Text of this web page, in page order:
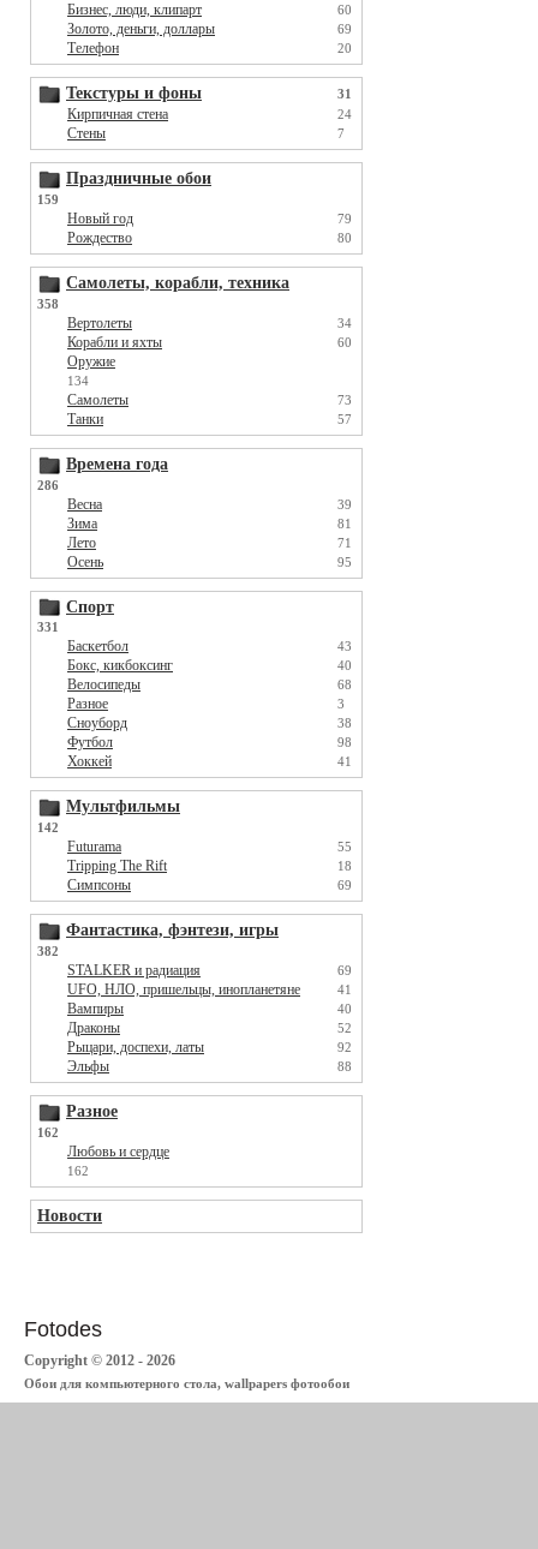
Бизнес, люди, клипарт 60
Золото, деньги, доллары 69
Телефон 20
Текстуры и фоны 31
Кирпичная стена 24
Стены 7
Праздничные обои
159
Новый год 79
Рождество 80
Самолеты, корабли, техника
358
Вертолеты 34
Корабли и яхты 60
Оружие
134
Самолеты 73
Танки 57
Времена года
286
Весна 39
Зима 81
Лето 71
Осень 95
Спорт
331
Баскетбол 43
Бокс, кикбоксинг 40
Велосипеды 68
Разное 3
Сноуборд 38
Футбол 98
Хоккей 41
Мультфильмы
142
Futurama 55
Tripping The Rift 18
Симпсоны 69
Фантастика, фэнтези, игры
382
STALKER и радиация 69
UFO, НЛО, пришельцы, инопланетяне 41
Вампиры 40
Драконы 52
Рыцари, доспехи, латы 92
Эльфы 88
Разное
162
Любовь и сердце
162
Новости
Fotodes
Copyright © 2012 - 2026
Обои для компьютерного стола, wallpapers фотообои